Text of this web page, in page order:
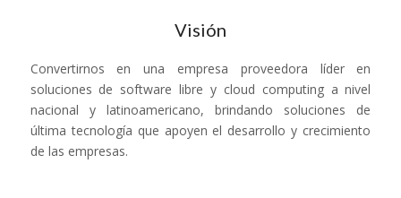
Visión
Convertirnos en una empresa proveedora líder en
soluciones de software libre y cloud computing a nivel
nacional y latinoamericano, brindando soluciones de
última tecnología que apoyen el desarrollo y crecimiento
de las empresas.